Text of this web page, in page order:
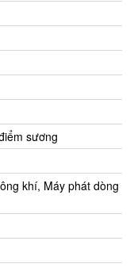
sương
khí, Máy phát dòng